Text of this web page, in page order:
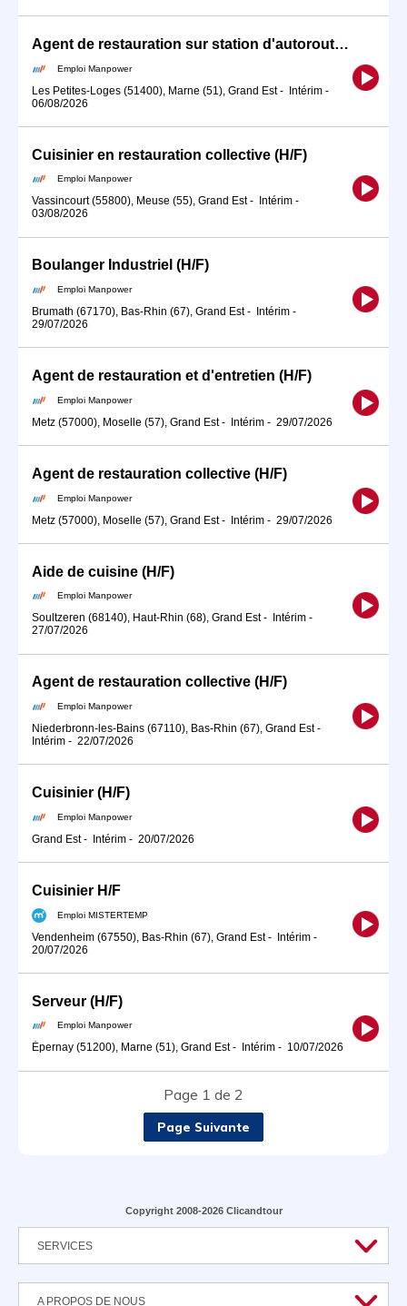
Agent de restauration sur station d'autoroute (H/F)
Emploi Manpower
Les Petites-Loges (51400), Marne (51), Grand Est- Intérim -
06/08/2026
Cuisinier en restauration collective (H/F)
Emploi Manpower
Vassincourt (55800), Meuse (55), Grand Est- Intérim -
03/08/2026
Boulanger Industriel (H/F)
Emploi Manpower
Brumath (67170), Bas-Rhin (67), Grand Est- Intérim -
29/07/2026
Agent de restauration et d'entretien (H/F)
Emploi Manpower
Metz (57000), Moselle (57), Grand Est- Intérim - 29/07/2026
Agent de restauration collective (H/F)
Emploi Manpower
Metz (57000), Moselle (57), Grand Est- Intérim - 29/07/2026
Aide de cuisine (H/F)
Emploi Manpower
Soultzeren (68140), Haut-Rhin (68), Grand Est- Intérim -
27/07/2026
Agent de restauration collective (H/F)
Emploi Manpower
Niederbronn-les-Bains (67110), Bas-Rhin (67), Grand Est-
Intérim - 22/07/2026
Cuisinier (H/F)
Emploi Manpower
Grand Est- Intérim - 20/07/2026
Cuisinier H/F
Emploi MISTERTEMP
Vendenheim (67550), Bas-Rhin (67), Grand Est- Intérim -
20/07/2026
Serveur (H/F)
Emploi Manpower
Épernay (51200), Marne (51), Grand Est- Intérim - 10/07/2026
Page 1 de 2
Page Suivante
Copyright 2008-2026 Clicandtour
SERVICES
A PROPOS DE NOUS